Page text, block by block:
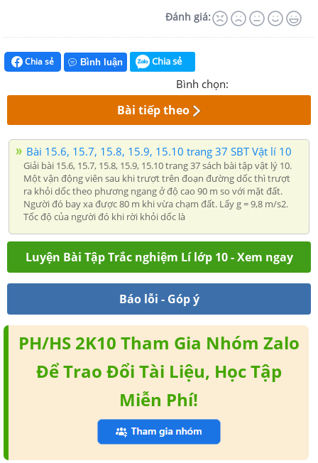
Đánh giá:
Chia sẻ Bình luận Chia sẻ
Bình chọn:
Bài tiếp theo
Bài 15.6, 15.7, 15.8, 15.9, 15.10 trang 37 SBT Vật lí 10
Giải bài 15.6, 15.7, 15.8, 15.9, 15.10 trang 37 sách bài tập vật lý 10.
Một vận động viên sau khi trượt trên đoạn đường dốc thì trượt
ra khỏi dốc theo phương ngang ở độ cao 90 m so với mặt đất.
Người đó bay xa được 80 m khi vừa chạm đất. Lấy g = 9,8 m/s2.
Tốc độ của người đó khi rời khỏi dốc là
Luyện Bài Tập Trắc nghiệm Lí lớp 10 - Xem ngay
Báo lỗi - Góp ý
PH/HS 2K10 Tham Gia Nhóm Zalo
Để Trao Đổi Tài Liệu, Học Tập
Miễn Phí!